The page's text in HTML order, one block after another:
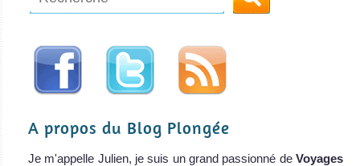
A propos du Blog Plongée
Je m'appelle Julien, je suis un grand passionné de Voyages